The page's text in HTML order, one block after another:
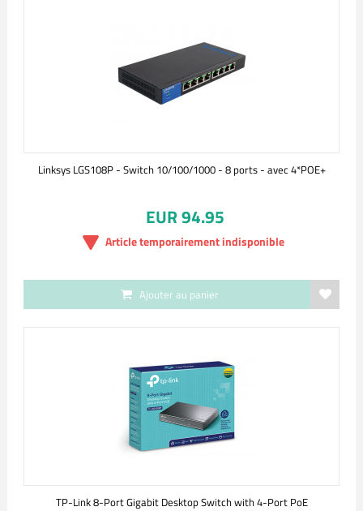
Linksys LGS108P - Switch 10/100/1000 - 8 ports - avec 4*POE+
EUR 94.95
Article temporairement indisponible
Ajouter au panier
TP-Link 8-Port Gigabit Desktop Switch with 4-Port PoE